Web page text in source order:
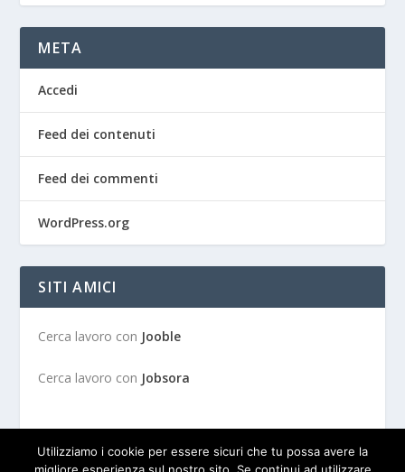
META
Accedi
Feed dei contenuti
Feed dei commenti
WordPress.org
SITI AMICI
Cerca lavoro con Jooble
Cerca lavoro con Jobsora
Utilizziamo i cookie per essere sicuri che tu possa avere la